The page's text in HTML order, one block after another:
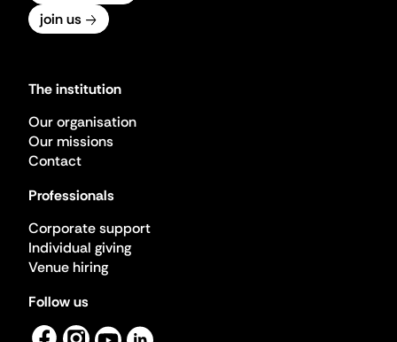
join us
The institution
Our organisation
Our missions
Contact
Professionals
Corporate support
Individual giving
Venue hiring
Follow us